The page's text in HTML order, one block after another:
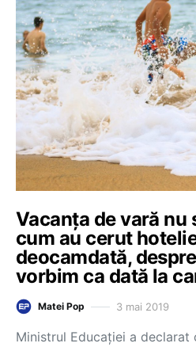
Vacanța de vară nu
cum au cerut
deocamdată,
vorbim ca dată la
Matei Pop 3 mai 2019
Ministrul Educației a declarat